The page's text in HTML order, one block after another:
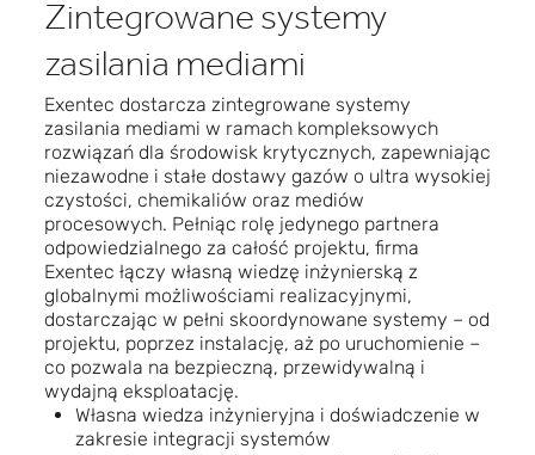
Zintegrowane systemy
zasilania mediami
Exentec dostarcza zintegrowane systemy
zasilania mediami w ramach kompleksowych
rozwiązań dla środowisk krytycznych, zapewniając
niezawodne i stałe dostawy gazów o ultra wysokiej
czystości, chemikaliów oraz mediów
procesowych. Pełniąc rolę jedynego partnera
odpowiedzialnego za całość projektu, firma
Exentec łączy własną wiedzę inżynierską z
globalnymi możliwościami realizacyjnymi,
dostarczając w pełni skoordynowane systemy – od
projektu, poprzez instalację, aż po uruchomienie –
co pozwala na bezpieczną, przewidywalną i
wydajną eksploatację.
Własna wiedza inżynieryjna i doświadczenie w
zakresie integracji systemów